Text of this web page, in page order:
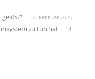
gelöst? 22. Februar 2026
zu tun hat
14.